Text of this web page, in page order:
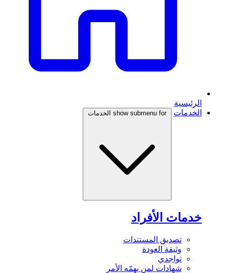
الرئيسية
الخدمات
show submenu for الخدمات
خدمات الأفراد
تصديق المستندات
وثيقة العودة
تواجدي
شهادات لمن يهمّه الأمر